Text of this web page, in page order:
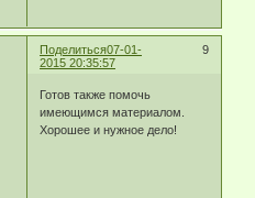
Поделиться 9
07-01-
2015 20:35:57
Готов также помочь
имеющимся материалом.
Хорошее и нужное дело!